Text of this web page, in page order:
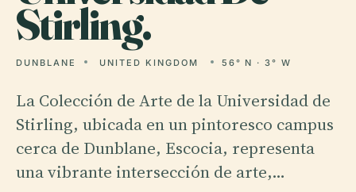
Stirling.
DUNBLANE UNITED KINGDOM 56° N · 3° W
La Colección de Arte de la Universidad de
Stirling, ubicada en un pintoresco campus
cerca de Dunblane, Escocia, representa
una vibrante intersección de arte,…